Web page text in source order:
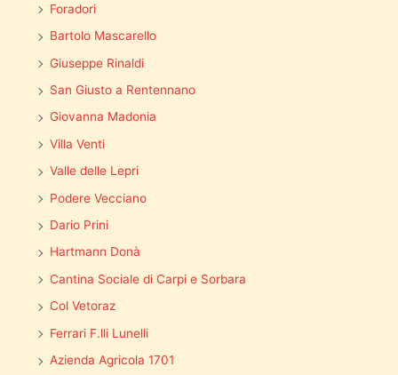
Foradori
Bartolo Mascarello
Giuseppe Rinaldi
San Giusto a Rentennano
Giovanna Madonia
Villa Venti
Valle delle Lepri
Podere Vecciano
Dario Prini
Hartmann Donà
Cantina Sociale di Carpi e Sorbara
Col Vetoraz
Ferrari F.lli Lunelli
Azienda Agricola 1701